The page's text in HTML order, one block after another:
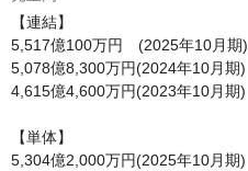
【連結】
5,517億100万円　(2025年10月期)
5,078億8,300万円(2024年10月期)
4,615億4,600万円(2023年10月期)
【単体】
5,304億2,000万円(2025年10月期)